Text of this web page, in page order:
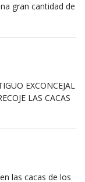
gran cantidad de
EXCONCEJAL
LAS CACAS
las cacas de los